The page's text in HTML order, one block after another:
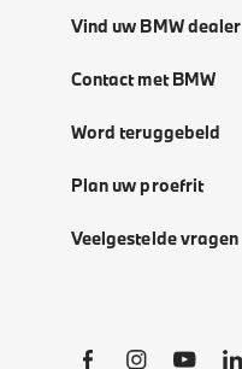
Vind uw BMW dealer
Contact met BMW
Word teruggebeld
Plan uw proefrit
Veelgestelde vragen
Social Links